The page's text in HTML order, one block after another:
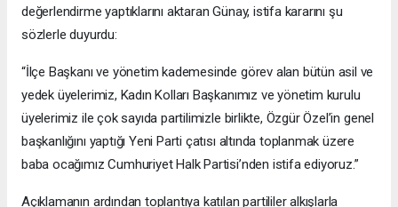
değerlendirme yaptıklarını aktaran Günay, istifa kararını şu
sözlerle duyurdu:
“İlçe Başkanı ve yönetim kademesinde görev alan bütün asil ve
yedek üyelerimiz, Kadın Kolları Başkanımız ve yönetim kurulu
üyelerimiz ile çok sayıda partilimizle birlikte, Özgür Özel’in genel
başkanlığını yaptığı Yeni Parti çatısı altında toplanmak üzere
baba ocağımız Cumhuriyet Halk Partisi’nden istifa ediyoruz.”
Açıklamanın ardından toplantıya katılan partililer alkışlarla